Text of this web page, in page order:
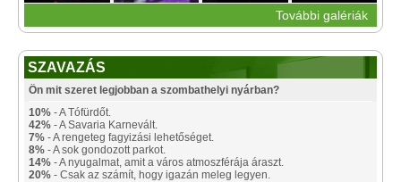
További galériák
SZAVAZÁS
Ön mit szeret legjobban a szombathelyi nyárban?
10% - A Tófürdőt.
42% - A Savaria Karnevált.
7% - A rengeteg fagyizási lehetőséget.
8% - A sok gondozott parkot.
14% - A nyugalmat, amit a város atmoszférája áraszt.
20% - Csak az számít, hogy igazán meleg legyen.